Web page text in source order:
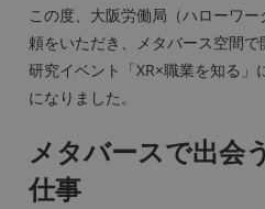
この度、大阪労働局（ハローワ
頼をいただき、メタバース空間
研究イベント「XR×職業を知る」
になりました。
メタバースで出会
仕事